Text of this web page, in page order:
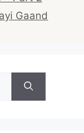
Gaand